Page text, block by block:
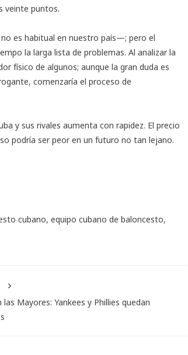
veinte puntos.
es habitual en nuestro país—; pero el
la larga lista de problemas. Al analizar la
físico de algunos; aunque la gran duda es
comenzaría el proceso de
y sus rivales aumenta con rapidez. El precio
podría ser peor en un futuro no tan lejano.
cubano, equipo cubano de baloncesto,
las Mayores: Yankees y Phillies quedan